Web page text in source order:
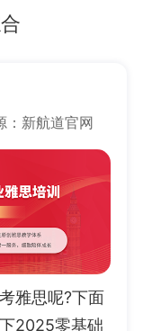
：新航道官网
雅思呢?下面
2025零基础